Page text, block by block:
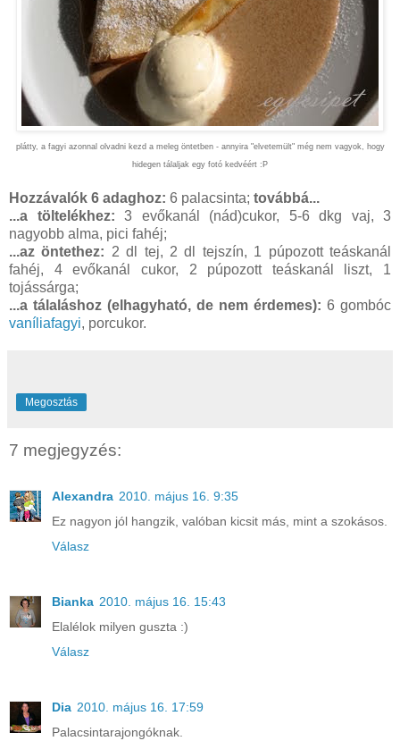
plátty, a fagyi azonnal olvadni kezd a meleg öntetben - annyira "elvetemült" még nem vagyok, hogy
hidegen tálaljak egy fotó kedvéért :P
Hozzávalók 6 adaghoz: 6 palacsinta; továbbá...
...a töltelékhez: 3 evőkanál (nád)cukor, 5-6 dkg vaj, 3
nagyobb alma, pici fahéj;
...az öntethez: 2 dl tej, 2 dl tejszín, 1 púpozott teáskanál
fahéj, 4 evőkanál cukor, 2 púpozott teáskanál liszt, 1
tojássárga;
...a tálaláshoz (elhagyható, de nem érdemes): 6 gombóc
vaníliafagyi, porcukor.
Megosztás
7 megjegyzés:
Alexandra 2010. május 16. 9:35
Ez nagyon jól hangzik, valóban kicsit más, mint a szokásos.
Válasz
Bianka 2010. május 16. 15:43
Elalélok milyen guszta :)
Válasz
Dia 2010. május 16. 17:59
Palacsintarajongóknak.